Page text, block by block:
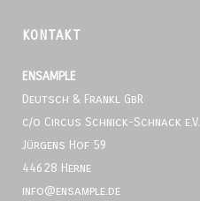
KONTAKT
ENSAMPLE
Deutsch & Frankl GbR
c/o Circus Schnick-Schnack e.V.
Jürgens Hof 59
44628 Herne
info@ensample.de